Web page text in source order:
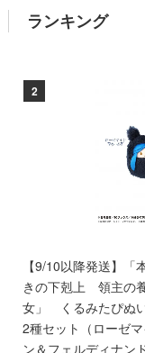
ランキング
2
【9/10以降発送】「
きの下剋上 領主の
女」 くるみたぴぬ
2種セット（ローゼマ
ン＆フェルディナンド